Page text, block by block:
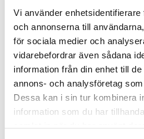
Vi använder
och annonserna till
för sociala medier och
vidarebefordrar även sådana
information från din enhet till
annons- och analysföretag
Dessa kan i sin tur kombinera
information som du har